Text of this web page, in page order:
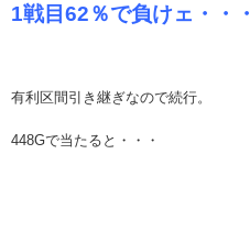
1戦目62％で負けェ・・・
有利区間引き継ぎなので続行。
448Gで当たると・・・